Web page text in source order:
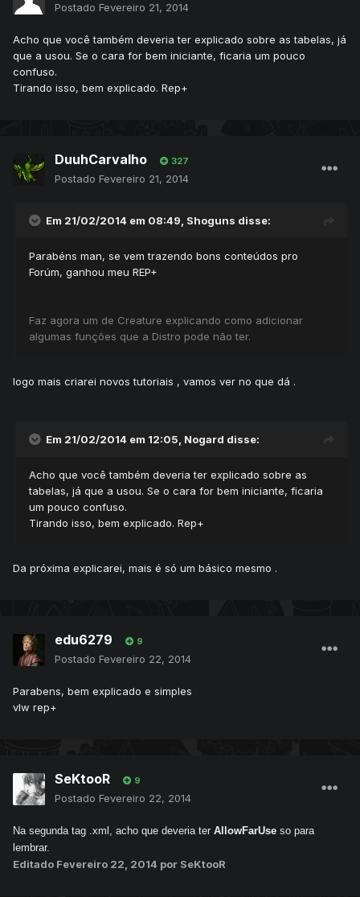
Postado Fevereiro 21, 2014
Acho que você também deveria ter explicado sobre as tabelas, já
que a usou. Se o cara for bem iniciante, ficaria um pouco
confuso.
Tirando isso, bem explicado. Rep+
DuuhCarvalho 327
Postado Fevereiro 21, 2014
Em 21/02/2014 em 08:49, Shoguns disse:
Parabéns man, se vem trazendo bons conteúdos pro
Forúm, ganhou meu REP+
Faz agora um de Creature explicando como adicionar
algumas funções que a Distro pode não ter.
logo mais criarei novos tutoriais , vamos ver no que dá .
Em 21/02/2014 em 12:05, Nogard disse:
Acho que você também deveria ter explicado sobre as
tabelas, já que a usou. Se o cara for bem iniciante, ficaria
um pouco confuso.
Tirando isso, bem explicado. Rep+
Da próxima explicarei, mais é só um básico mesmo .
edu6279 9
Postado Fevereiro 22, 2014
Parabens, bem explicado e simples
vlw rep+
SeKtooR 9
Postado Fevereiro 22, 2014
Na segunda tag .xml, acho que deveria ter AllowFarUse so para
lembrar.
Editado Fevereiro 22, 2014 por SeKtooR